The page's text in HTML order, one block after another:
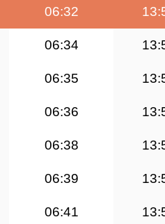
06:32
06:34
06:35
06:36
06:38
06:39
06:41